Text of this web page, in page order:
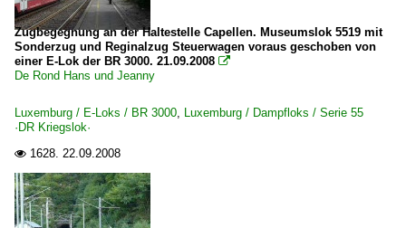
Zugbegegnung an der Haltestelle Capellen. Museumslok 5519 mit
Sonderzug und Reginalzug Steuerwagen voraus geschoben von
einer E-Lok der BR 3000. 21.09.2008 
De Rond Hans und Jeanny
Luxemburg / E-Loks / BR 3000, Luxemburg / Dampfloks / Serie 55
·DR Kriegslok·
 1628. 22.09.2008